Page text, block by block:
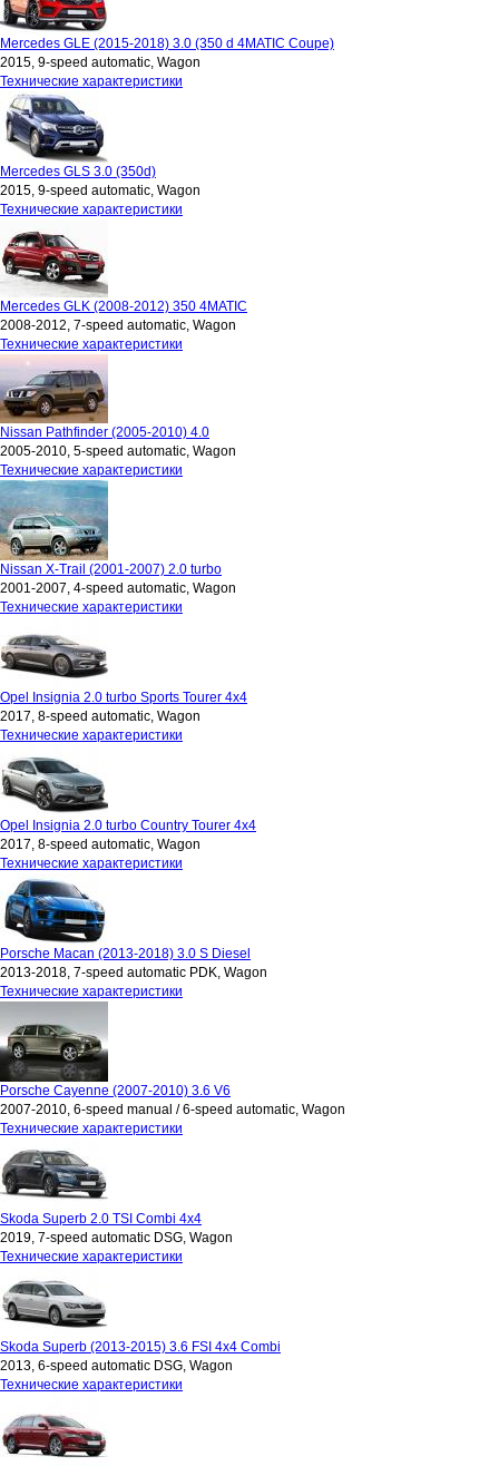
Mercedes GLE (2015-2018) 3.0 (350 d 4MATIC Coupe)
2015, 9-speed automatic, Wagon
Технические характеристики
Mercedes GLS 3.0 (350d)
2015, 9-speed automatic, Wagon
Технические характеристики
Mercedes GLK (2008-2012) 350 4MATIC
2008-2012, 7-speed automatic, Wagon
Технические характеристики
Nissan Pathfinder (2005-2010) 4.0
2005-2010, 5-speed automatic, Wagon
Технические характеристики
Nissan X-Trail (2001-2007) 2.0 turbo
2001-2007, 4-speed automatic, Wagon
Технические характеристики
Opel Insignia 2.0 turbo Sports Tourer 4x4
2017, 8-speed automatic, Wagon
Технические характеристики
Opel Insignia 2.0 turbo Country Tourer 4x4
2017, 8-speed automatic, Wagon
Технические характеристики
Porsche Macan (2013-2018) 3.0 S Diesel
2013-2018, 7-speed automatic PDK, Wagon
Технические характеристики
Porsche Cayenne (2007-2010) 3.6 V6
2007-2010, 6-speed manual / 6-speed automatic, Wagon
Технические характеристики
Skoda Superb 2.0 TSI Combi 4x4
2019, 7-speed automatic DSG, Wagon
Технические характеристики
Skoda Superb (2013-2015) 3.6 FSI 4x4 Combi
2013, 6-speed automatic DSG, Wagon
Технические характеристики